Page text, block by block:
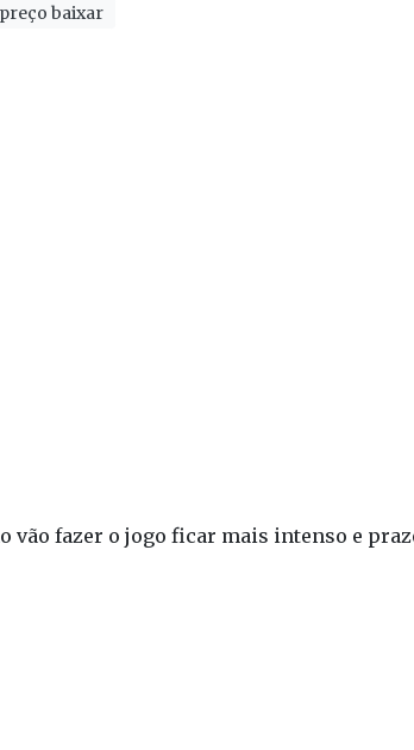
baixar
vão fazer o jogo ficar mais intenso e